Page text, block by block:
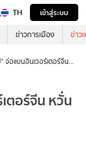
TH
เข้าสู่ระบบ
ข่าวการเมือง ข่าว
จ่อแบนอินเวอร์เตอร์จีน
ตอร์จีน หวั่น